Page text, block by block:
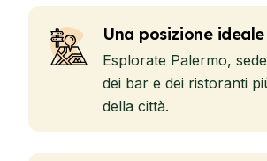
Una posizione ideale
Esplorate Palermo,
dei bar e dei ristoranti
della città.